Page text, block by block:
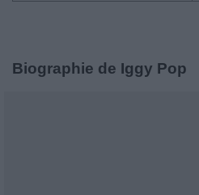
Biographie de Iggy Pop